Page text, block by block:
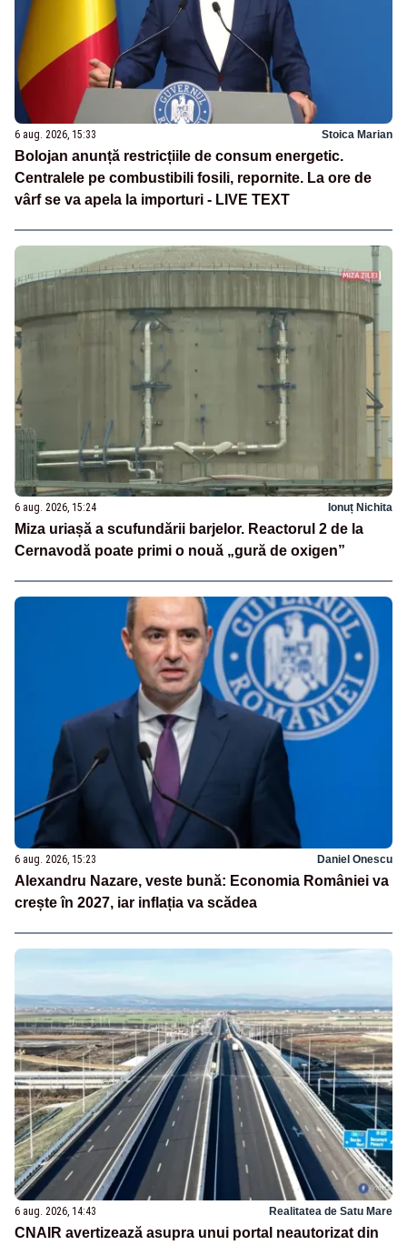
6 aug. 2026, 15:33 Stoica Marian
Bolojan anunță restricțiile de consum energetic.
Centralele pe combustibili fosili, repornite. La ore de
vârf se va apela la importuri - LIVE TEXT
6 aug. 2026, 15:24 Ionuț Nichita
Miza uriașă a scufundării barjelor. Reactorul 2 de la
Cernavodă poate primi o nouă „gură de oxigen”
6 aug. 2026, 15:23 Daniel Onescu
Alexandru Nazare, veste bună: Economia României va
crește în 2027, iar inflația va scădea
6 aug. 2026, 14:43 Realitatea de Satu Mare
CNAIR avertizează asupra unui portal neautorizat din